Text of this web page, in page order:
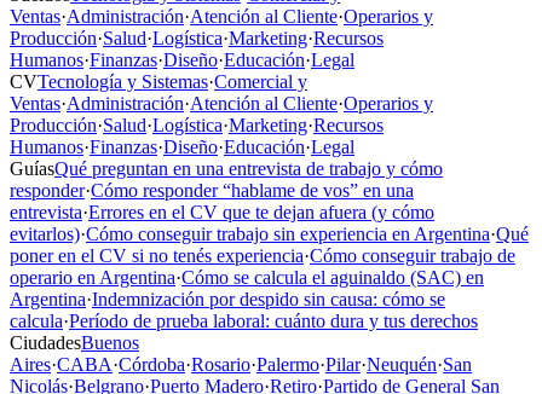
Ventas·Administración·Atención al Cliente·Operarios y
Producción·Salud·Logística·Marketing·Recursos
Humanos·Finanzas·Diseño·Educación·Legal
CVTecnología y Sistemas·Comercial y
Ventas·Administración·Atención al Cliente·Operarios y
Producción·Salud·Logística·Marketing·Recursos
Humanos·Finanzas·Diseño·Educación·Legal
GuíasQué preguntan en una entrevista de trabajo y cómo
responder·Cómo responder “hablame de vos” en una
entrevista·Errores en el CV que te dejan afuera (y cómo
evitarlos)·Cómo conseguir trabajo sin experiencia en Argentina·Qué
poner en el CV si no tenés experiencia·Cómo conseguir trabajo de
operario en Argentina·Cómo se calcula el aguinaldo (SAC) en
Argentina·Indemnización por despido sin causa: cómo se
calcula·Período de prueba laboral: cuánto dura y tus derechos
CiudadesBuenos
Aires·CABA·Córdoba·Rosario·Palermo·Pilar·Neuquén·San
Nicolás·Belgrano·Puerto Madero·Retiro·Partido de General San